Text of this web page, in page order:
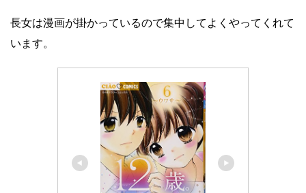
長女は漫画が掛かっているので集中してよくやってくれて
います。